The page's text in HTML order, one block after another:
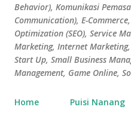
Behavior), Komunikasi
Communication), E-
Optimization (SEO), Service
Marketing, Internet
Start Up, Small Business
Management, Game Online,
Home Puisi Nanang